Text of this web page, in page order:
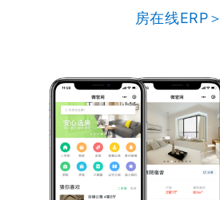
房在线ERP＞